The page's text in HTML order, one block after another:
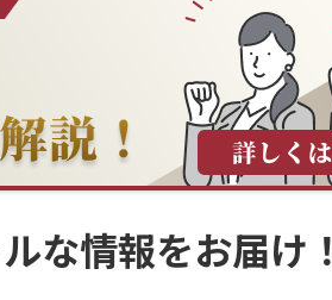
な情報をお届け！